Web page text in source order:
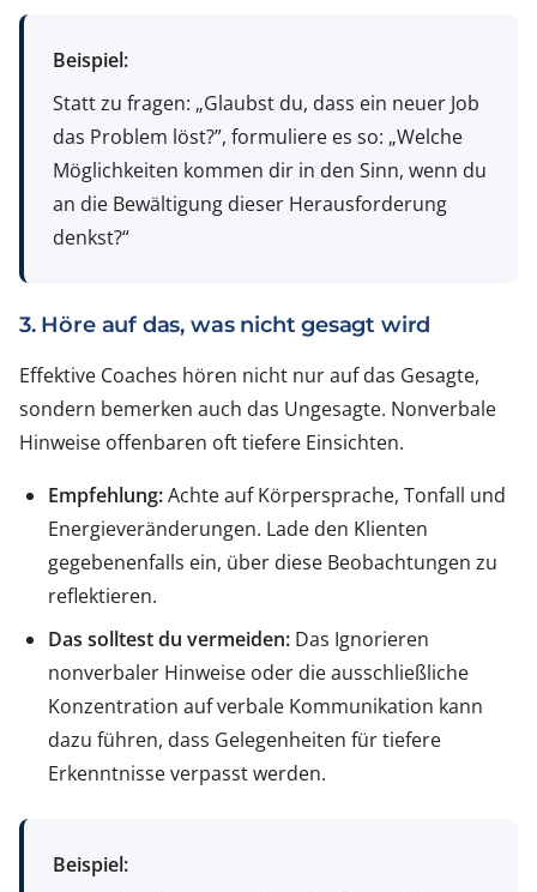
Beispiel:
Statt zu fragen: „Glaubst du, dass ein neuer Job
das Problem löst?”, formuliere es so: „Welche
Möglichkeiten kommen dir in den Sinn, wenn du
an die Bewältigung dieser Herausforderung
denkst?“
3. Höre auf das, was nicht gesagt wird
Effektive Coaches hören nicht nur auf das Gesagte,
sondern bemerken auch das Ungesagte. Nonverbale
Hinweise offenbaren oft tiefere Einsichten.
Empfehlung:Achte auf Körpersprache, Tonfall und
Energieveränderungen. Lade den Klienten
gegebenenfalls ein, über diese Beobachtungen zu
reflektieren.
Das solltest du vermeiden: Das Ignorieren
nonverbaler Hinweise oder die ausschließliche
Konzentration auf verbale Kommunikation kann
dazu führen, dass Gelegenheiten für tiefere
Erkenntnisse verpasst werden.
Beispiel: